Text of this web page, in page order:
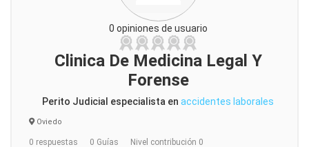
0 opiniones de usuario
Clinica De Medicina Legal Y
Forense
Perito Judicial especialista en accidentes laborales
Oviedo
0 respuestas 0 Guías Nivel contribución 0